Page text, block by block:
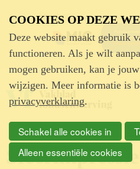
Advertentie
Sfeerimpressie
COOKIES OP DEZE
Deze website maakt gebruik
functioneren. Als je wilt
mogen gebruiken, kan je
wijzigen. Meer informatie is
privacyverklaring.
Schakel alle cookies in
Alleen essentiële cookies